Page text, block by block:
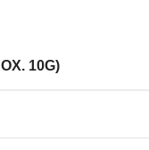
10G)